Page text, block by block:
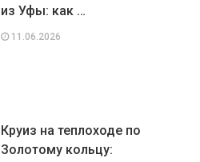
из Уфы: как …
11.06.2026
Круиз на теплоходе по
Золотому кольцу: